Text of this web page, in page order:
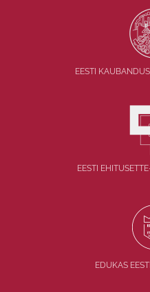
EESTI
EESTI
EDUKAS